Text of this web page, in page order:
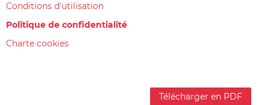
Conditions d'utilisation
Politique de confidentialité
Charte cookies
Télécharger en PDF